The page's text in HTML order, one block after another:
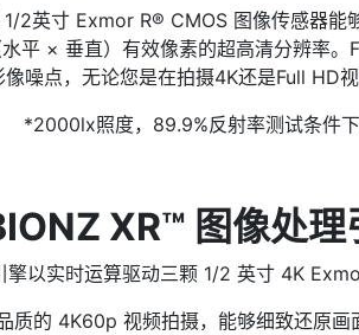
2英寸 Exmor R® CMOS 图像传感器能
平 × 垂直）有效像素的超高清分辨率。
噪点，无论您是在拍摄4K还是Full HD
*2000lx照度，89.9%反射率测试条件下
XR™ 图像处理
以实时运算驱动三颗 1/2 英寸 4K
质的 4K60p 视频拍摄，能够细致还原